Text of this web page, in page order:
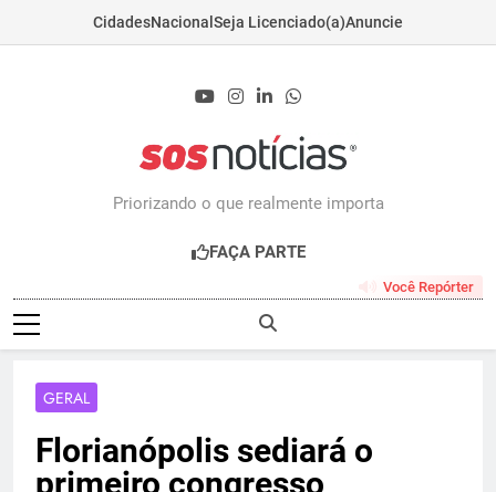
CidadesNacional Seja Licenciado(a)Anuncie
Priorizando o que realmente importa
FAÇA PARTE
Você Repórter
GERAL
Florianópolis sediará o
primeiro congresso